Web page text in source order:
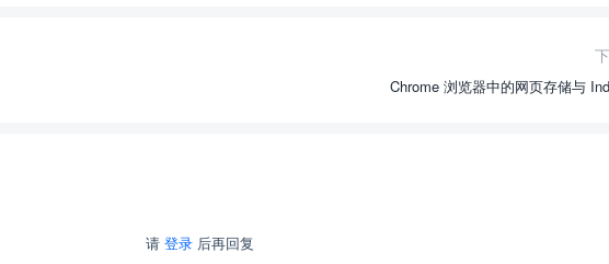
Chrome 浏览器中的网页存储与
请 登录后再回复